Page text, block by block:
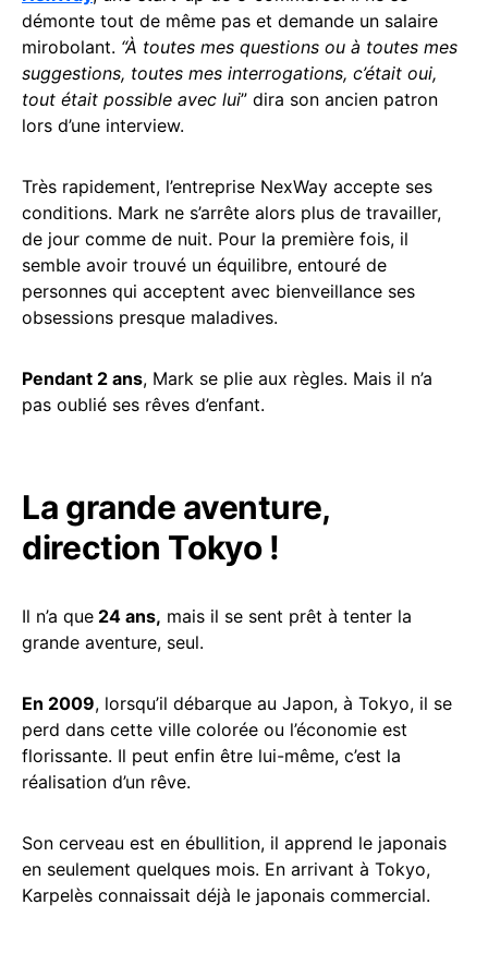
démonte tout de même pas et demande un salaire
mirobolant. “À toutes mes questions ou à toutes mes
suggestions, toutes mes interrogations, c’était oui,
tout était possible avec lui” dira son ancien patron
lors d’une interview.
Très rapidement, l’entreprise NexWay accepte ses
conditions. Mark ne s’arrête alors plus de travailler,
de jour comme de nuit. Pour la première fois, il
semble avoir trouvé un équilibre, entouré de
personnes qui acceptent avec bienveillance ses
obsessions presque maladives.
Pendant 2 ans, Mark se plie aux règles. Mais il n’a
pas oublié ses rêves d’enfant.
La grande aventure,
direction Tokyo !
Il n’a que 24 ans, mais il se sent prêt à tenter la
grande aventure, seul.
En 2009, lorsqu’il débarque au Japon, à Tokyo, il se
perd dans cette ville colorée ou l’économie est
florissante. Il peut enfin être lui-même, c’est la
réalisation d’un rêve.
Son cerveau est en ébullition, il apprend le japonais
en seulement quelques mois. En arrivant à Tokyo,
Karpelès connaissait déjà le japonais commercial.